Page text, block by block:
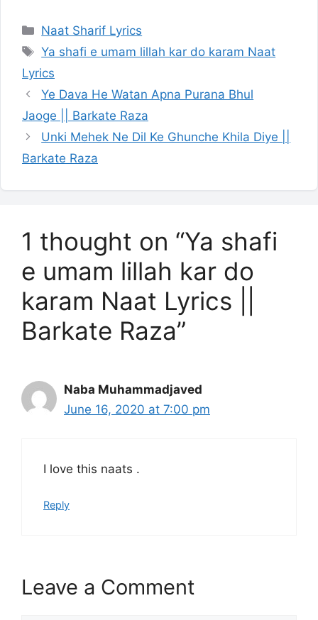
Categories
Naat Sharif Lyrics
Tags
Ya shafi e umam lillah kar do karam Naat
Lyrics
Ye Dava He Watan Apna Purana Bhul
Jaoge || Barkate Raza
Unki Mehek Ne Dil Ke Ghunche Khila Diye ||
Barkate Raza
1 thought on “Ya shafi
e umam lillah kar do
karam Naat Lyrics ||
Barkate Raza”
Naba Muhammadjaved
June 16, 2020 at 7:00 pm
I love this naats .
Reply
Leave a Comment